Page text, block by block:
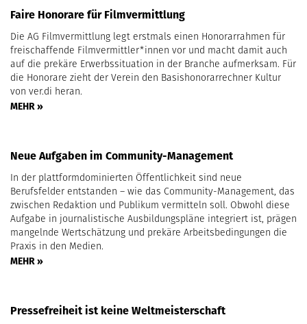
Faire Honorare für Filmvermittlung
Die AG Filmvermittlung legt erstmals einen Honorarrahmen für
freischaffende Filmvermittler*innen vor und macht damit auch
auf die prekäre Erwerbssituation in der Branche aufmerksam. Für
die Honorare zieht der Verein den Basishonorarrechner Kultur
von ver.di heran.
MEHR »
Neue Aufgaben im Community-Management
In der plattformdominierten Öffentlichkeit sind neue
Berufsfelder entstanden – wie das Community-Management, das
zwischen Redaktion und Publikum vermitteln soll. Obwohl diese
Aufgabe in journalistische Ausbildungspläne integriert ist, prägen
mangelnde Wertschätzung und prekäre Arbeitsbedingungen die
Praxis in den Medien.
MEHR »
Pressefreiheit ist keine Weltmeisterschaft